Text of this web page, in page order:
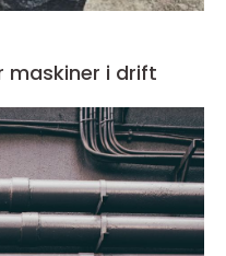
maskiner i drift